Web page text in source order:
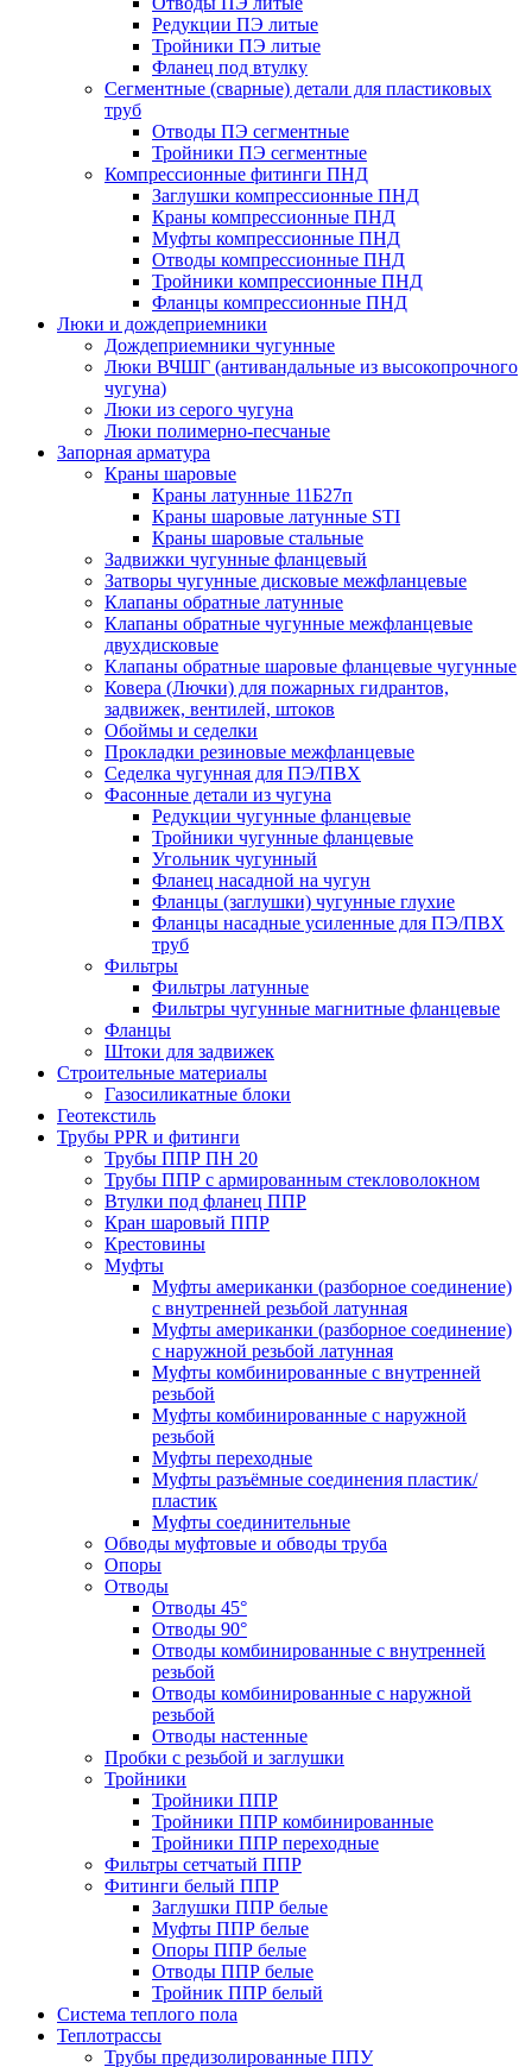
Редукции ПЭ литые
Тройники ПЭ литые
Фланец под втулку
Сегментные (сварные) детали для пластиковых
труб
Отводы ПЭ сегментные
Тройники ПЭ сегментные
Компрессионные фитинги ПНД
Заглушки компрессионные ПНД
Краны компрессионные ПНД
Муфты компрессионные ПНД
Отводы компрессионные ПНД
Тройники компрессионные ПНД
Фланцы компрессионные ПНД
Люки и дождеприемники
Дождеприемники чугунные
Люки ВЧШГ (антивандальные из высокопрочного
чугуна)
Люки из серого чугуна
Люки полимерно-песчаные
Запорная арматура
Краны шаровые
Краны латунные 11Б27п
Краны шаровые латунные STI
Краны шаровые стальные
Задвижки чугунные фланцевый
Затворы чугунные дисковые межфланцевые
Клапаны обратные латунные
Клапаны обратные чугунные межфланцевые
двухдисковые
Клапаны обратные шаровые фланцевые чугунные
Ковера (Лючки) для пожарных гидрантов,
задвижек, вентилей, штоков
Обоймы и седелки
Прокладки резиновые межфланцевые
Седелка чугунная для ПЭ/ПВХ
Фасонные детали из чугуна
Редукции чугунные фланцевые
Тройники чугунные фланцевые
Угольник чугунный
Фланец насадной на чугун
Фланцы (заглушки) чугунные глухие
Фланцы насадные усиленные для ПЭ/ПВХ
труб
Фильтры
Фильтры латунные
Фильтры чугунные магнитные фланцевые
Фланцы
Штоки для задвижек
Строительные материалы
Газосиликатные блоки
Геотекстиль
Трубы PPR и фитинги
Трубы ППР ПН 20
Трубы ППР с армированным стекловолокном
Втулки под фланец ППР
Кран шаровый ППР
Крестовины
Муфты
Муфты американки (разборное соединение)
с внутренней резьбой латунная
Муфты американки (разборное соединение)
с наружной резьбой латунная
Муфты комбинированные с внутренней
резьбой
Муфты комбинированные с наружной
резьбой
Муфты переходные
Муфты разъёмные соединения пластик/
пластик
Муфты соединительные
Обводы муфтовые и обводы труба
Опоры
Отводы
Отводы 45°
Отводы 90°
Отводы комбинированные с внутренней
резьбой
Отводы комбинированные с наружной
резьбой
Отводы настенные
Пробки с резьбой и заглушки
Тройники
Тройники ППР
Тройники ППР комбинированные
Тройники ППР переходные
Фильтры сетчатый ППР
Фитинги белый ППР
Заглушки ППР белые
Муфты ППР белые
Опоры ППР белые
Отводы ППР белые
Тройник ППР белый
Система теплого пола
Теплотрассы
Трубы предизолированные ППУ